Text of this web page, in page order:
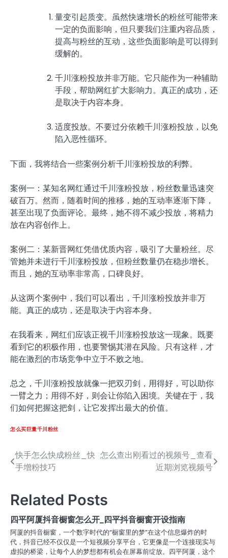
量变引起质变。虽然快速增长的粉丝可能带来
一定的负面影响，但只要我们注重内容品质，
提高与粉丝的互动，这些负面影响是可以得到
缓解的。
千川涨粉投放并非万能。它只能作为一种辅助
手段，帮助网红扩大影响力。真正的成功，还
是取决于内容本身。
适度投放。不要过分依赖千川涨粉投放，以免
陷入恶性循环。
下面，我将结合一些案例分析千川涨粉投放的利弊。
案例一：某知名网红通过千川涨粉投放，粉丝数量迅速突
破百万。然而，随着时间的推移，她的互动率逐渐下降，
甚至出现了负面评论。最终，她不得不减少投放，将精力
放在内容创作上。
案例二：某新晋网红凭借优质内容，吸引了大量粉丝。尽
管她并未进行千川涨粉投放，但粉丝数量仍在稳步增长。
而且，她的互动率非常高，口碑良好。
从这两个案例中，我们可以看出，千川涨粉投放并非万
能。真正的成功，还是取决于内容本身。
在我看来，网红们应该正视千川涨粉投放这一现象。既要
看到它的积极作用，也要警惕其潜在风险。只有这样，才
能在激烈的市场竞争中立于不败之地。
总之，千川涨粉投放就像一把双刃剑，用得好，可以助你
一臂之力；用得不好，则会让你陷入困境。关键在于，我
们如何把握这把剑，让它发挥出最大的价值。
怎么买巨量千川粉丝
文
章
导
航
快手怎么快成粉丝_快
手增粉技巧
怎么查出刚看过的视频号_查看
近期浏览视频号
Related Posts
四平阿厦抖音橱窗怎么开_四平抖音橱窗开设指南
阿厦的抖音橱窗，一个数字时代的“橱窗里的梦”在这个信息爆炸的时
代，抖音已经不仅仅是一个短视频分享平台，它更像是一个连接现实与
虚拟的桥梁，让每个人的梦想都有机会在屏幕前绽放。四平阿厦，这个